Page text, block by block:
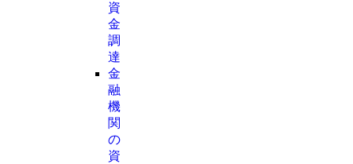
資
金
調
達
金
融
機
関
の
資